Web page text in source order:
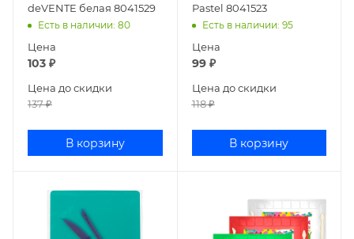
deVENTE белая 8041529
Есть в наличии: 80
Цена
103 ₽
Цена до скидки
137₽
В корзину
Pastel 8041523
Есть в наличии: 95
Цена
99₽
Цена до скидки
118₽
В корзину